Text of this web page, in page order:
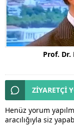
Prof.
ZİYARETÇİ
Henüz yorum
aracılığıyla siz